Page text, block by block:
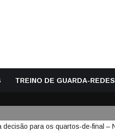
TREINO DE GUARDA-REDES